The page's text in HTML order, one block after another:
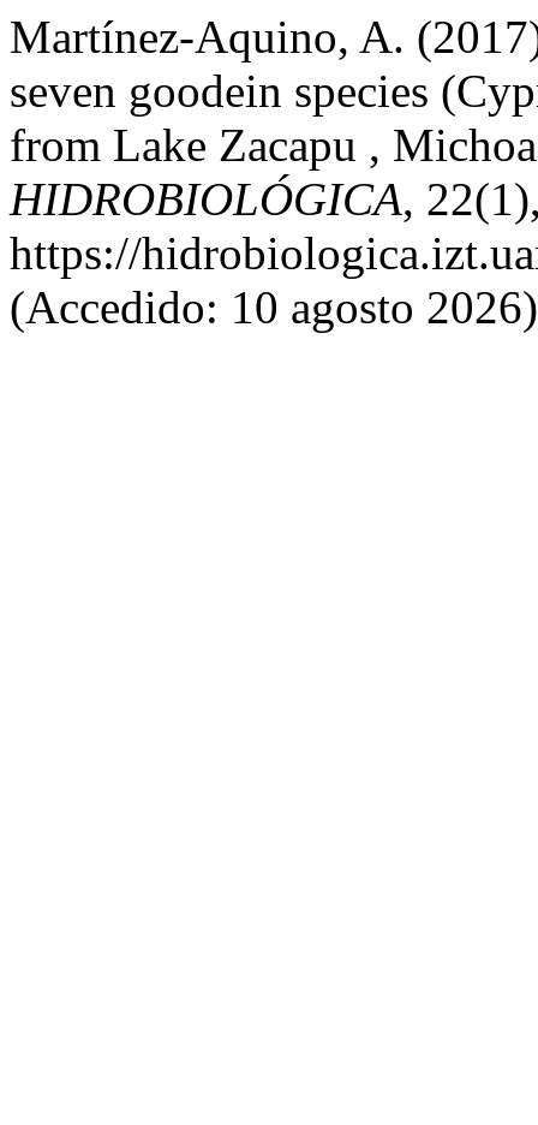
Martínez-Aquino, A.
seven goodein species
from Lake Zacapu ,
HIDROBIOLÓGICA,
https://
(Accedido: 10 agosto